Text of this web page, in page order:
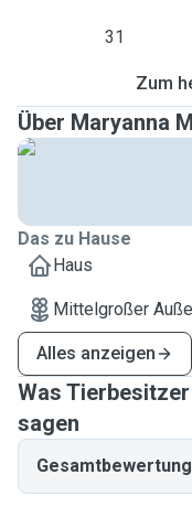
31
Zum
Über Maryanna
Das zu Hause
Haus
Mittelgroßer
Alles anzeigen
Was
sagen
Gesamtbewertung